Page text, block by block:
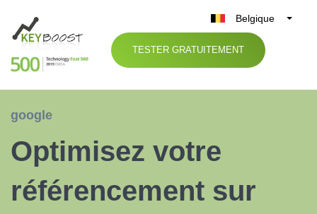
Belgique
België
Nederland
TESTER GRATUITEMENT
google
Optimisez votre
référencement sur